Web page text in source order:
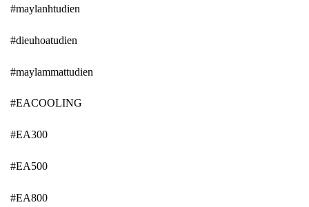
#maylanhtudien
#dieuhoatudien
#maylammattudien
#EACOOLING
#EA300
#EA500
#EA800